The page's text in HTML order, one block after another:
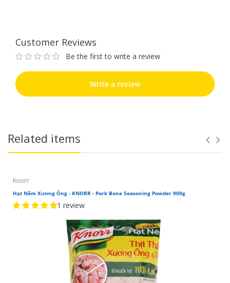
Customer Reviews
Be the first to write a review
Write a review
Related items
Knorr
Hạt Nêm Xương Ống - KNORR - Pork Bone Seasoning Powder 900g
1 review